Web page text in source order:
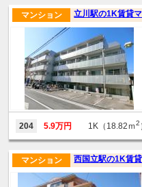
立川駅の1K賃貸
マンション
204 5.9万円 1K（18.82ｍ2
西国立駅の1K賃
マンション